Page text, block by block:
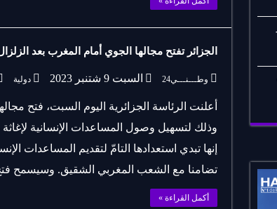
الجزائر تفتح مجالها الجوي أمام المغرب بعد
وطـــنـــي24 السبت 9 شتنبر 2023 دولية
أعلنت الرئاسة الجزائرية اليوم السبت، فتح
وذلك لتسهيل وصول المساعدات الإنسانية
إنها تبدي استعدادها التامّ لتقديم المساعدات
تضامنا مع الشعب المغربي الشقيق. وسيسمح
أكمل القراءة »